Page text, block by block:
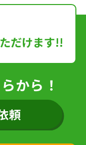
だけます!!
から！
頼